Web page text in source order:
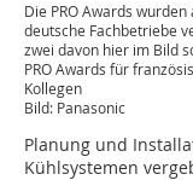
Die PRO Awards wurden
deutsche Fachbetriebe
zwei davon hier im Bild
PRO Awards für
Kollegen
Bild: Panasonic
Planung und
Kühlsystemen